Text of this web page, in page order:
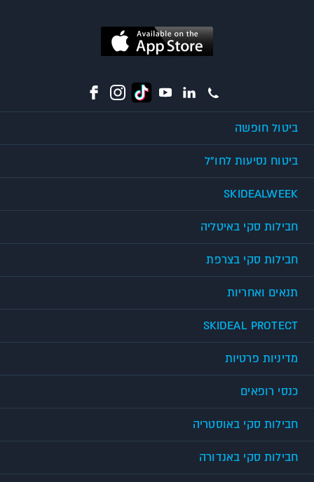
ביטול חופשה
ביטוח נסיעות לחו"ל
SKIDEALWEEK
חבילות סקי באיטליה
חבילות סקי בצרפת
תנאים ואחריות
SKIDEAL PROTECT
מדיניות פרטיות
כנסי רופאים
חבילות סקי באוסטריה
חבילות סקי באנדורה